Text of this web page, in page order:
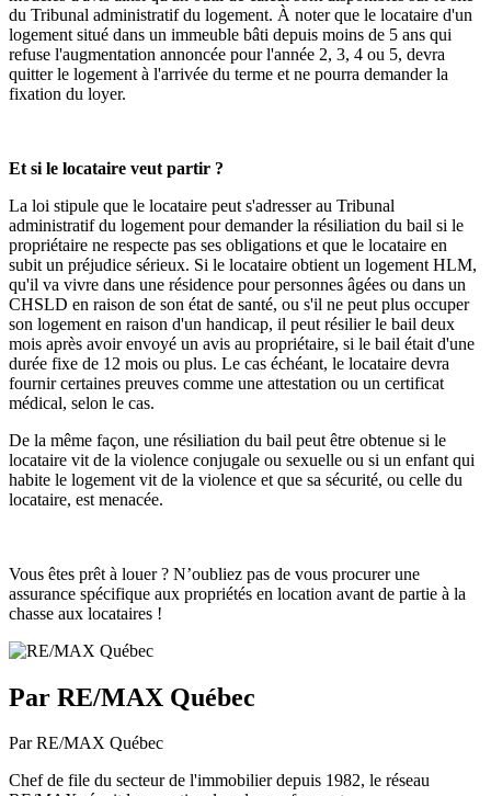
du Tribunal administratif du logement. À noter que le locataire d'un
logement situé dans un immeuble bâti depuis moins de 5 ans qui
refuse l'augmentation annoncée pour l'année 2, 3, 4 ou 5, devra
quitter le logement à l'arrivée du terme et ne pourra demander la
fixation du loyer.
Et si le locataire veut partir ?
La loi stipule que le locataire peut s'adresser au Tribunal
administratif du logement pour demander la résiliation du bail si le
propriétaire ne respecte pas ses obligations et que le locataire en
subit un préjudice sérieux. Si le locataire obtient un logement HLM,
qu'il va vivre dans une résidence pour personnes âgées ou dans un
CHSLD en raison de son état de santé, ou s'il ne peut plus occuper
son logement en raison d'un handicap, il peut résilier le bail deux
mois après avoir envoyé un avis au propriétaire, si le bail était d'une
durée fixe de 12 mois ou plus. Le cas échéant, le locataire devra
fournir certaines preuves comme une attestation ou un certificat
médical, selon le cas.
De la même façon, une résiliation du bail peut être obtenue si le
locataire vit de la violence conjugale ou sexuelle ou si un enfant qui
habite le logement vit de la violence et que sa sécurité, ou celle du
locataire, est menacée.
Vous êtes prêt à louer ? N’oubliez pas de vous procurer une
assurance spécifique aux propriétés en location avant de partie à la
chasse aux locataires !
Par RE/MAX Québec
Par RE/MAX Québec
Chef de file du secteur de l'immobilier depuis 1982, le réseau